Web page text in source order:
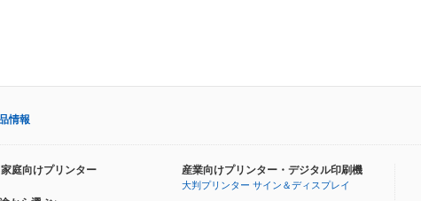
情報
庭向けプリンター 産業向けプリンター・デジタル印刷機
大判プリンター サイン＆ディスプレイ